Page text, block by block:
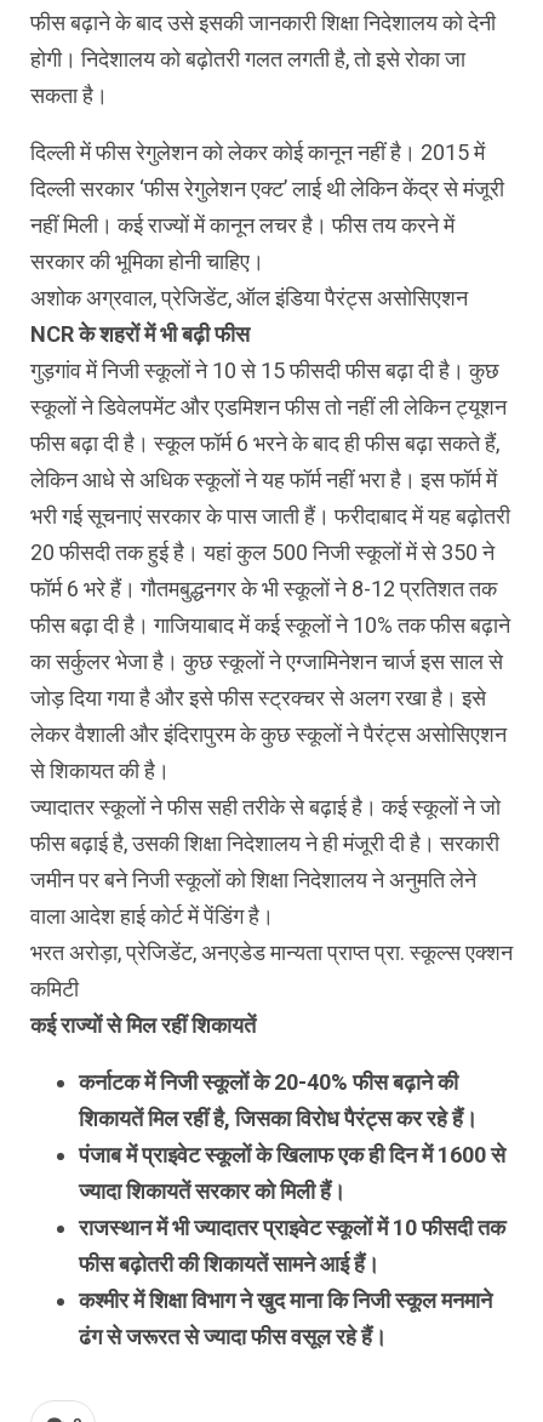
फीस बढ़ाने के बाद उसे इसकी जानकारी शिक्षा निदेशालय को देनी
होगी। निदेशालय को बढ़ोतरी गलत लगती है, तो इसे रोका जा
सकता है।
दिल्ली में फीस रेगुलेशन को लेकर कोई कानून नहीं है। 2015 में
दिल्ली सरकार ‘फीस रेगुलेशन एक्ट’ लाई थी लेकिन केंद्र से मंजूरी
नहीं मिली। कई राज्यों में कानून लचर है। फीस तय करने में
सरकार की भूमिका होनी चाहिए।
अशोक अग्रवाल, प्रेजिडेंट, ऑल इंडिया पैरंट्स असोसिएशन
NCR के शहरों में भी बढ़ी फीस
गुड़गांव में निजी स्कूलों ने 10 से 15 फीसदी फीस बढ़ा दी है। कुछ
स्कूलों ने डिवेलपमेंट और एडमिशन फीस तो नहीं ली लेकिन ट्यूशन
फीस बढ़ा दी है। स्कूल फॉर्म 6 भरने के बाद ही फीस बढ़ा सकते हैं,
लेकिन आधे से अधिक स्कूलों ने यह फॉर्म नहीं भरा है। इस फॉर्म में
भरी गई सूचनाएं सरकार के पास जाती हैं। फरीदाबाद में यह बढ़ोतरी
20 फीसदी तक हुई है। यहां कुल 500 निजी स्कूलों में से 350 ने
फॉर्म 6 भरे हैं। गौतमबुद्धनगर के भी स्कूलों ने 8-12 प्रतिशत तक
फीस बढ़ा दी है। गाजियाबाद में कई स्कूलों ने 10% तक फीस बढ़ाने
का सर्कुलर भेजा है। कुछ स्कूलों ने एग्जामिनेशन चार्ज इस साल से
जोड़ दिया गया है और इसे फीस स्ट्रक्चर से अलग रखा है। इसे
लेकर वैशाली और इंदिरापुरम के कुछ स्कूलों ने पैरंट्स असोसिएशन
से शिकायत की है।
ज्यादातर स्कूलों ने फीस सही तरीके से बढ़ाई है। कई स्कूलों ने जो
फीस बढ़ाई है, उसकी शिक्षा निदेशालय ने ही मंजूरी दी है। सरकारी
जमीन पर बने निजी स्कूलों को शिक्षा निदेशालय ने अनुमति लेने
वाला आदेश हाई कोर्ट में पेंडिंग है।
भरत अरोड़ा, प्रेजिडेंट, अनएडेड मान्यता प्राप्त प्रा. स्कूल्स एक्शन
कमिटी
कई राज्यों से मिल रहीं शिकायतें
कर्नाटक में निजी स्कूलों के 20-40% फीस बढ़ाने की
शिकायतें मिल रहीं है, जिसका विरोध पैरंट्स कर रहे हैं।
पंजाब में प्राइवेट स्कूलों के खिलाफ एक ही दिन में 1600 से
ज्यादा शिकायतें सरकार को मिली हैं।
राजस्थान में भी ज्यादातर प्राइवेट स्कूलों में 10 फीसदी तक
फीस बढ़ोतरी की शिकायतें सामने आई हैं।
कश्मीर में शिक्षा विभाग ने खुद माना कि निजी स्कूल मनमाने
ढंग से जरूरत से ज्यादा फीस वसूल रहे हैं।